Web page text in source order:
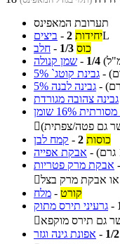
תערובת המאפינס
ביצים - 2 יחידותL
חלב - 1/3 כוס
שמן קנולה - 1/4
גבינת קוטג` 5% -
גבינה לבנה 5% -
גבינה צהובה מגורדת
16% שומן
גם פטה/צפתית)
קמח לבן - 2 כוסות
אבקת אפייה -
אבקת מרק פטריות -
או אבקת מרק בצל
מלח - קורט
גרעיני תירס מתוק -
גם תירס מוקפא
אפונת גינה וגזר - 1/2